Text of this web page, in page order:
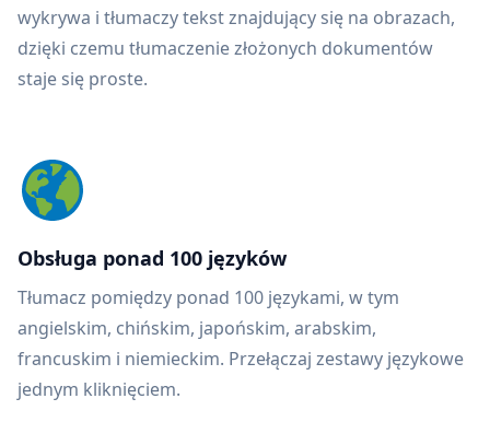
wykrywa i tłumaczy tekst znajdujący się na obrazach,
dzięki czemu tłumaczenie złożonych dokumentów
staje się proste.
Obsługa ponad 100 języków
Tłumacz pomiędzy ponad 100 językami, w tym
angielskim, chińskim, japońskim, arabskim,
francuskim i niemieckim. Przełączaj zestawy językowe
jednym kliknięciem.